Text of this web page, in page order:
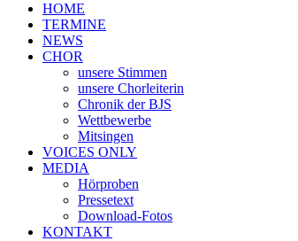
HOME
TERMINE
NEWS
CHOR
unsere Stimmen
unsere Chorleiterin
Chronik der BJS
Wettbewerbe
Mitsingen
VOICES ONLY
MEDIA
Hörproben
Pressetext
Download-Fotos
KONTAKT